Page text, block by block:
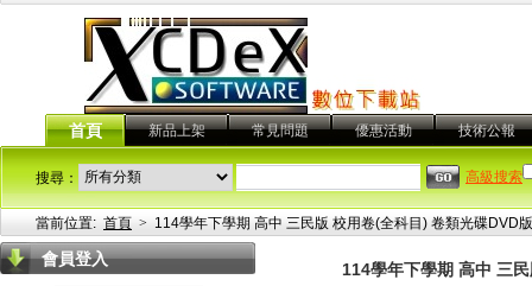
首頁 新品上架 常見問題 優惠活動 技術公報
搜尋： 高級搜索
當前位置: 首頁 > 114學年下學期 高中 三民版 校用卷(全科目) 卷類光碟DVD版
會員登入
114學年下學期 高中 三